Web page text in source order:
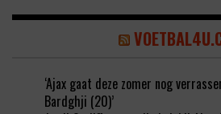
‘Ajax gaat deze zomer nog
Bardghji (20)’